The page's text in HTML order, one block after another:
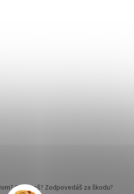
Cestuješ? Zodpovedáš za škodu?